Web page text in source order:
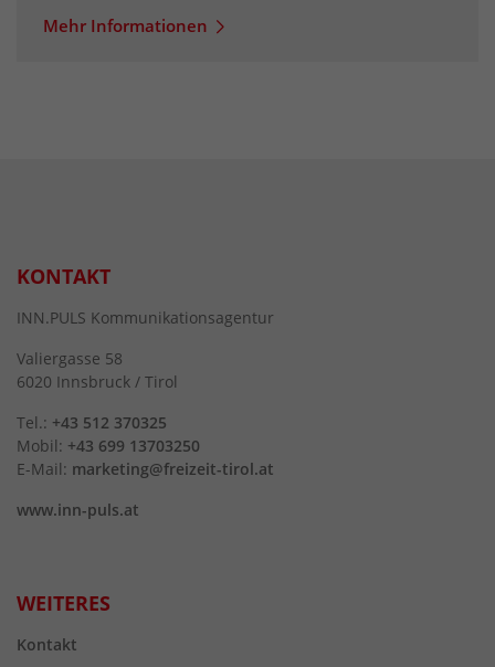
Mehr Informationen
KONTAKT
INN.PULS Kommunikationsagentur
Valiergasse 58
6020 Innsbruck / Tirol
Tel.: +43 512 370325
Mobil: +43 699 13703250
E-Mail: marketing@freizeit-tirol.at
www.inn-puls.at
WEITERES
Kontakt